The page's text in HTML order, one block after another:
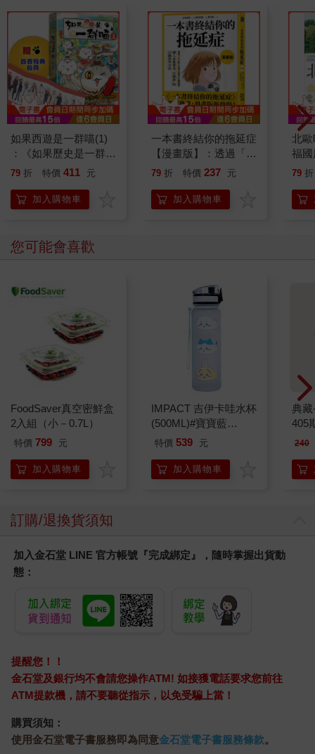
如果西遊是一群喵(1)
：《如果歷史是一群
喵》作者最新力作，附
79 折 特價 411 元
加入購物車
一本書終結你的拖延症
【漫畫版】：透過「小
行動」打開大腦的行動
「行動派」的37個科
學方法
79 折 特價 237 元
加入購物車
北
福
79 折
您可能會喜歡
FoodSaver真空密鮮盒
2入組（小－0.7L）
特價 799 元
加入購物車
IMPACT 吉伊卡哇水杯
(500ML)#寶寶藍
IMCHB01LB
特價 539 元
加入購物車
典藏
405
240
訂購/退換貨須知
加入金石堂 LINE 官方帳號『完成綁定』，隨時掌握出貨動
態：
提醒您！！
金石堂及銀行均不會請您操作ATM! 如接獲電話要求您前往
ATM提款機，請不要聽從指示，以免受騙上當！
購買須知：
使用金石堂電子書服務即為同意金石堂電子書服務條款。